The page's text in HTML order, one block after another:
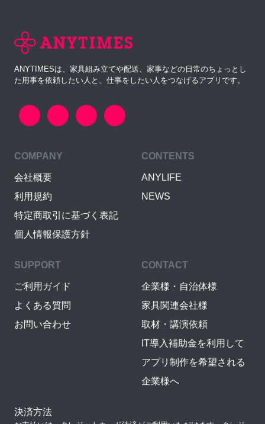
ANYTIMESは、家具組み立てや配送、家事などの日常のちょっとし
た用事を依頼したい人と、仕事をしたい人をつなげるアプリです。
COMPANY
会社概要
利用規約
特定商取引に基づく表記
個人情報保護方針
CONTENTS
ANYLIFE
NEWS
SUPPORT
ご利用ガイド
よくある質問
お問い合わせ
CONTACT
企業様・自治体様
家具関連会社様
取材・講演依頼
IT導入補助金を利用して
アプリ制作を希望される
企業様へ
決済方法